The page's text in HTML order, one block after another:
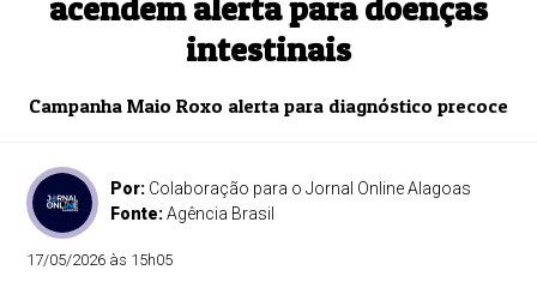
acendem alerta para doenças
intestinais
Campanha Maio Roxo alerta para diagnóstico precoce
Por: Colaboração para o Jornal Online Alagoas
Fonte:Agência Brasil
17/05/2026 às 15h05